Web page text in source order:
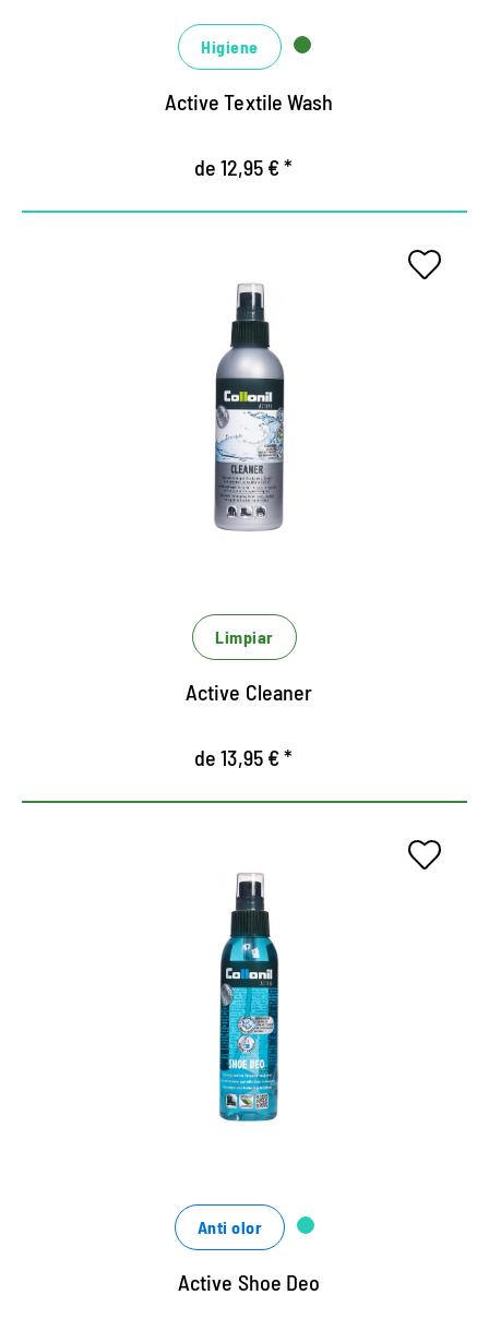
Higiene
Active Textile Wash
de 12,95 € *
Limpiador especial para
equipos al aire libre
Limpia y mantiene equipos de cuero al aire libre,
equipos textiles y sintéticos.
También es adecuado para productos sensibles
Limpiar
Active Cleaner
de 13,95 € *
Deodorante fresco para
zapatos al aire libre.
Elimina los olores desagradables
Asegura la frescura del calzado con ingredientes
Anti olor
Active Shoe Deo